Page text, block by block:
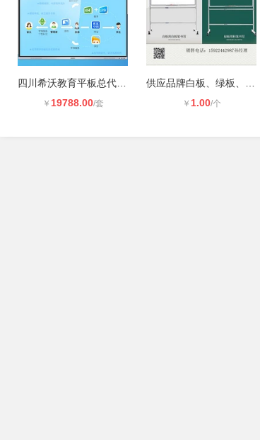
￥ 19788.00/套 ￥ 1.00/个